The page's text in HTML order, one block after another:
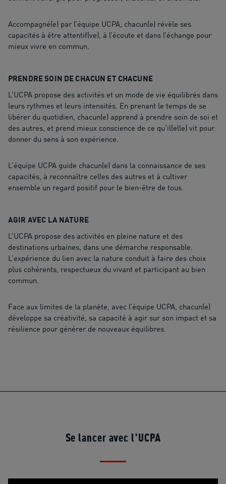
Accompagné(e) par l’équipe UCPA, chacun(e) révèle ses
capacités à être attentif(ve), à l’écoute et dans l’échange pour
mieux vivre en commun.
PRENDRE SOIN DE CHACUN ET CHACUNE
L’UCPA propose des activités et un mode de vie équilibrés dans
leurs rythmes et leurs intensités. En prenant le temps de se
libérer du quotidien, chacun(e) apprend à prendre soin de soi et
des autres, et prend mieux conscience de ce qu’il(elle) vit pour
donner du sens à son expérience.
L’équipe UCPA guide chacun(e) dans la connaissance de ses
capacités, à reconnaître celles des autres et à cultiver
ensemble un regard positif pour le bien-être de tous.
AGIR AVEC LA NATURE
L’UCPA propose des activités en pleine nature et des
destinations urbaines, dans une démarche responsable.
L’expérience du lien avec la nature conduit à faire des choix
plus cohérents, respectueux du vivant et participant au bien
commun.
Face aux limites de la planète, avec l’équipe UCPA, chacun(e)
développe sa créativité, sa capacité à agir sur son impact et sa
résilience pour générer de nouveaux équilibres.
Se lancer avec l'UCPA